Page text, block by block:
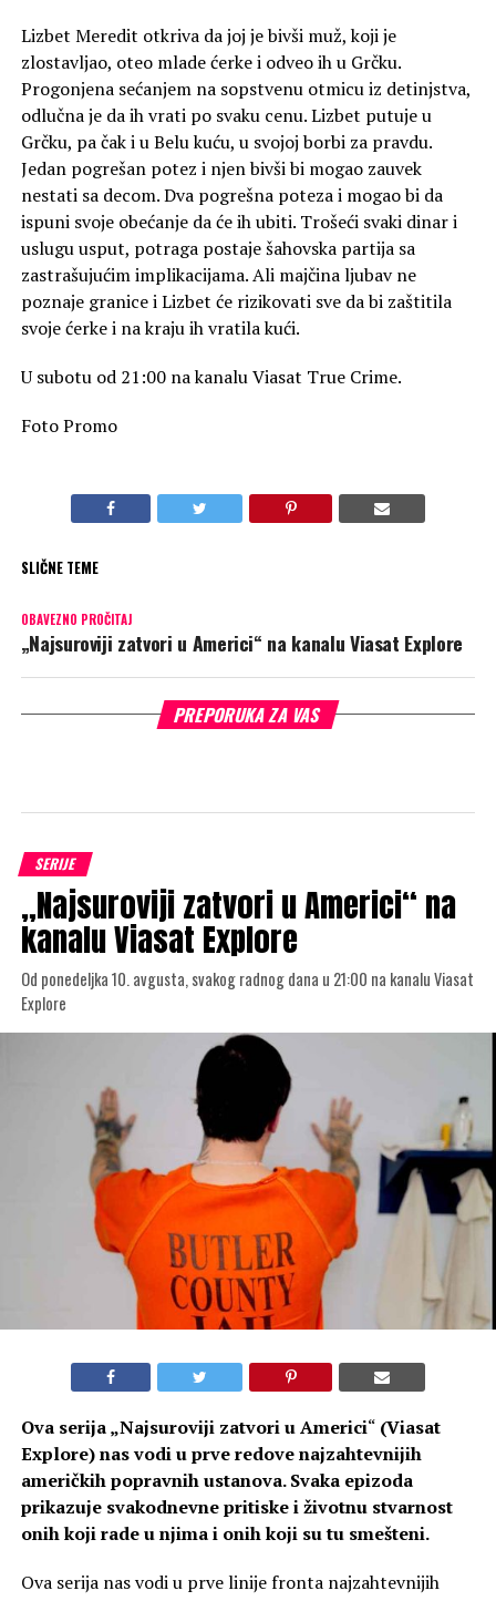
Lizbet Meredit otkriva da joj je bivši muž, koji je
zlostavljao, oteo mlade ćerke i odveo ih u Grčku.
Progonjena sećanjem na sopstvenu otmicu iz detinjstva,
odlučna je da ih vrati po svaku cenu. Lizbet putuje u
Grčku, pa čak i u Belu kuću, u svojoj borbi za pravdu.
Jedan pogrešan potez i njen bivši bi mogao zauvek
nestati sa decom. Dva pogrešna poteza i mogao bi da
ispuni svoje obećanje da će ih ubiti. Trošeći svaki dinar i
uslugu usput, potraga postaje šahovska partija sa
zastrašujućim implikacijama. Ali majčina ljubav ne
poznaje granice i Lizbet će rizikovati sve da bi zaštitila
svoje ćerke i na kraju ih vratila kući.
U subotu od 21:00 na kanalu Viasat True Crime.
Foto Promo
SLIČNE TEME
OBAVEZNO PROČITAJ
„Najsuroviji zatvori u Americi“ na kanalu Viasat Explore
PREPORUKA ZA VAS
SERIJE
„Najsuroviji zatvori u Americi“ na
kanalu Viasat Explore
Od ponedeljka 10. avgusta, svakog radnog dana u 21:00 na kanalu Viasat
Explore
Ova serija „Najsuroviji zatvori u Americi“ (Viasat
Explore) nas vodi u prve redove najzahtevnijih
američkih popravnih ustanova. Svaka epizoda
prikazuje svakodnevne pritiske i životnu stvarnost
onih koji rade u njima i onih koji su tu smešteni.
Ova serija nas vodi u prve linije fronta najzahtevnijih